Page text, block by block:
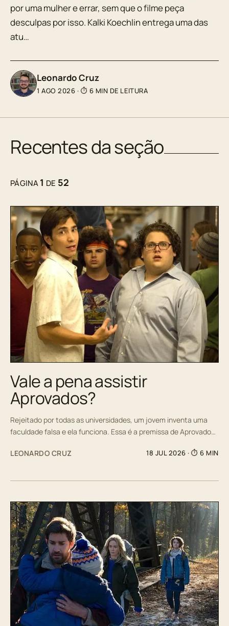
por uma mulher e errar, sem que o filme peça
desculpas por isso. Kalki Koechlin entrega uma das
atu…
Leonardo Cruz
1 AGO 2026 · ⏱ 6 MIN DE LEITURA
Recentes da seção
PÁGINA1 DE 52
Vale a pena assistir
Aprovados?
Rejeitado por todas as universidades, um jovem inventa uma
faculdade falsa e ela funciona. Essa é a premissa de Aprovado…
LEONARDO CRUZ 18 JUL 2026 · ⏱ 6 MIN